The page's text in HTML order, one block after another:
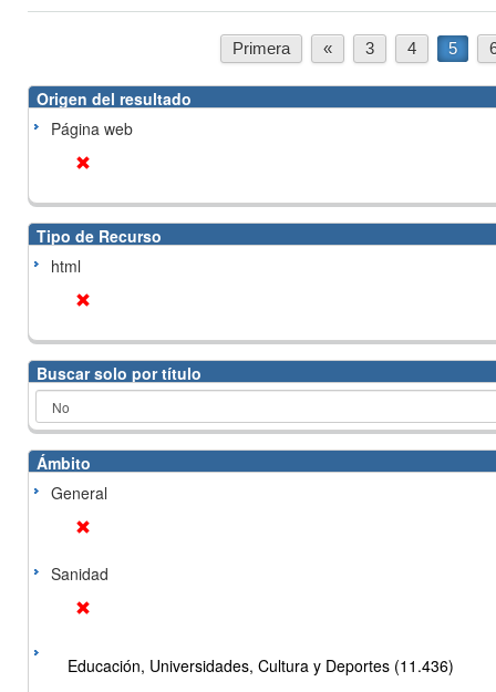
Primera « 3 4 5
Origen del resultado
Página web
Tipo de Recurso
html
Buscar solo por título
Ámbito
General
Sanidad
Educación, Universidades, Cultura y Deportes (11.436)